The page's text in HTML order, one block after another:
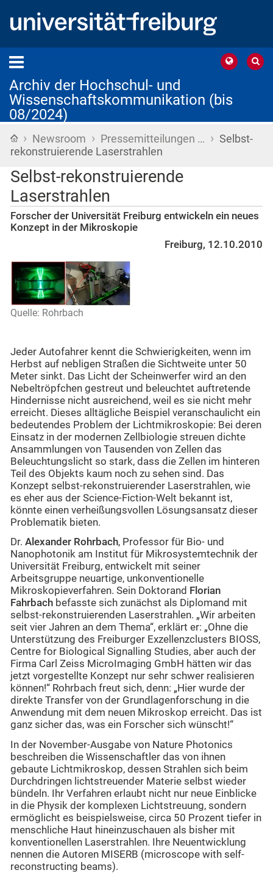
Archiv der Hochschul- und
Wissenschaftskommunikation (bis
08/2024)
Startseite
› Newsroom › Pressemitteilungen … › Selbst-
rekonstruierende Laserstrahlen
Selbst-rekonstruierende
Laserstrahlen
Forscher der Universität Freiburg entwickeln ein neues
Konzept in der Mikroskopie
Freiburg, 12.10.2010
Quelle: Rohrbach
Jeder Autofahrer kennt die Schwierigkeiten, wenn im
Herbst auf nebligen Straßen die Sichtweite unter 50
Meter sinkt. Das Licht der Scheinwerfer wird an den
Nebeltröpfchen gestreut und beleuchtet auftretende
Hindernisse nicht ausreichend, weil es sie nicht mehr
erreicht. Dieses alltägliche Beispiel veranschaulicht ein
bedeutendes Problem der Lichtmikroskopie: Bei deren
Einsatz in der modernen Zellbiologie streuen dichte
Ansammlungen von Tausenden von Zellen das
Beleuchtungslicht so stark, dass die Zellen im hinteren
Teil des Objekts kaum noch zu sehen sind. Das
Konzept selbst-rekonstruierender Laserstrahlen, wie
es eher aus der Science-Fiction-Welt bekannt ist,
könnte einen verheißungsvollen Lösungsansatz dieser
Problematik bieten.
Dr. Alexander Rohrbach, Professor für Bio- und
Nanophotonik am Institut für Mikrosystemtechnik der
Universität Freiburg, entwickelt mit seiner
Arbeitsgruppe neuartige, unkonventionelle
Mikroskopieverfahren. Sein Doktorand Florian
Fahrbach befasste sich zunächst als Diplomand mit
selbst-rekonstruierenden Laserstrahlen. „Wir arbeiten
seit vier Jahren an dem Thema“, erklärt er: „Ohne die
Unterstützung des Freiburger Exzellenzclusters BIOSS,
Centre for Biological Signalling Studies, aber auch der
Firma Carl Zeiss MicroImaging GmbH hätten wir das
jetzt vorgestellte Konzept nur sehr schwer realisieren
können!“ Rohrbach freut sich, denn: „Hier wurde der
direkte Transfer von der Grundlagenforschung in die
Anwendung mit dem neuen Mikroskop erreicht. Das ist
ganz sicher das, was ein Forscher sich wünscht!“
In der November-Ausgabe von Nature Photonics
beschreiben die Wissenschaftler das von ihnen
gebaute Lichtmikroskop, dessen Strahlen sich beim
Durchdringen lichtstreuender Materie selbst wieder
bündeln. Ihr Verfahren erlaubt nicht nur neue Einblicke
in die Physik der komplexen Lichtstreuung, sondern
ermöglicht es beispielsweise, circa 50 Prozent tiefer in
menschliche Haut hineinzuschauen als bisher mit
konventionellen Laserstrahlen. Ihre Neuentwicklung
nennen die Autoren MISERB (microscope with self-
reconstructing beams).